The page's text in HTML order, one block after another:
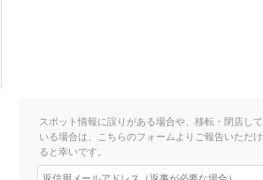
スポット情報に誤りがある場合や、移転・閉店して
いる場合は、こちらのフォームよりご報告いただけ
ると幸いです。